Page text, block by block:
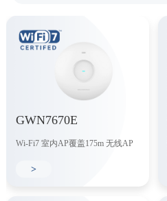
Wi-Fi5室内AP
Wi-Fi6面板AP
GWN7670E
Wi-Fi7 室内AP覆盖175m 无线AP
>